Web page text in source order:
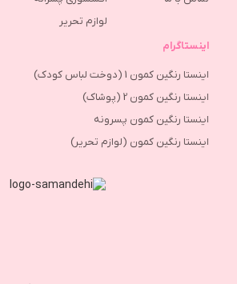
لوازم تحریر
اینستاگرام
اینستا رنگین کمون 1 (دوخت لباس کودک)
اینستا رنگین کمون 2 (پوشاک)
اینستا رنگین کمون پسرونه
اینستا رنگین کمون (لوازم تحریر)